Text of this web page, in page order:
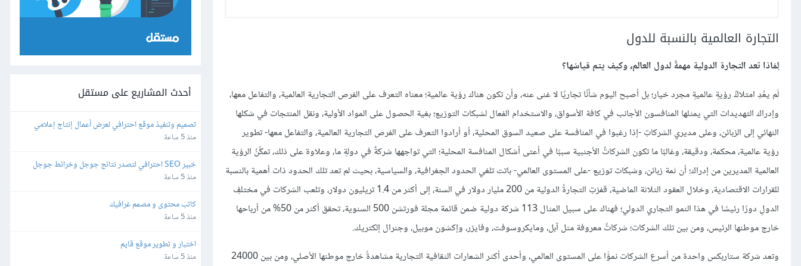
التجارة العالمية بالنسبة للدول
لِمَاذا تعد التجارة الدولية مهمةٌ لدول العالم، وكيف يتم قياسُها؟
لَم يعُدِ امتلاكُ رؤيةٍ عالميةٍ مجرد خيار؛ بل أصبح اليوم شأنًا تجاريًا لا غنى عنه، وأن تكون هناك رؤية عالمية؛ معناه التعرف على الفرص التجارية العالمية، والتفاعل معها،
وإدراك التهديدات التي يمثلها المنافسون الأجانب في كافة الأسواق، والاستخدام الفعال لشبكات التوزيع؛ بغية الحصول على المواد الأولية، ونقل المنتجات في شكلها
النهائي إلى الزبائن، وعلى مديري الشركاتِ -إذا رغبوا في المنافسة على صعيد السوق المحلية، أو أرادوا التعرف على الفرص التجارية العالمية، والتفاعل معها- تطوير
رؤية عالمية، محكمة، ودقيقة، وغالبًا ما تكون الشركاتٌ الأجنبية سببًا في أعتى أشكال المنافسة المحلية؛ التي تواجهها شركةٌ في دولةٍ ما، وعلاوة على ذلك، تمكِّنُ الرؤية
العالمية المديرين من إدراك؛ أن ثمة زبائن، وشبكات توزيع -على المستوى العالمي- باتت تلغي الحدود الجغرافية، والسياسية، بحيث لم تعد تلك الحدود ذات أهمية بالنسبة
للقرارات الاقتصادية، وخلال العقود الثلاثة الماضية، قفزتِ التجارةُ الدولية من 200 مليار دولار في السنة، إلى أكثر من 1.4 تريليون دولار، وتلعب الشركات في مختلفِ
الدولِ دورًا رئيسًا في هذا النمو التجاري الدولي؛ فهناك على سبيل المثال 113 شركة دولية ضمن قائمة مجلة فورتشن 500 السنوية، تحقق أكثر من 50% من أرباحها
خارج موطنها الرئيس، ومن بين تلك الشركات؛ شركاتٌ معروفة مثل آبل، ومايكروسوفت، وفايزر، وإكشون موبيل، وجنرال إلكتريك.
وتعد شركة ستاربكس واحدة من أسرع الشركات نموًّا على المستوى العالمي، وأحدى أكثر الشعارات الثقافية التجارية مشاهدةً خارج موطنها الأصلي، ومن بين 24000
أحدث المشاريع على مستقل
تصميم وتنفيذ موقع احترافي لعرض أعمال إنتاج إعلامي
منذ 5 ساعة
خبير SEO احترافي لتصدر نتائج جوجل وخرائط جوجل
منذ 5 ساعة
كاتب محتوى و مصمم غرافيك
منذ 5 ساعة
اختبار و تطوير موقع قايم
منذ 5 ساعة